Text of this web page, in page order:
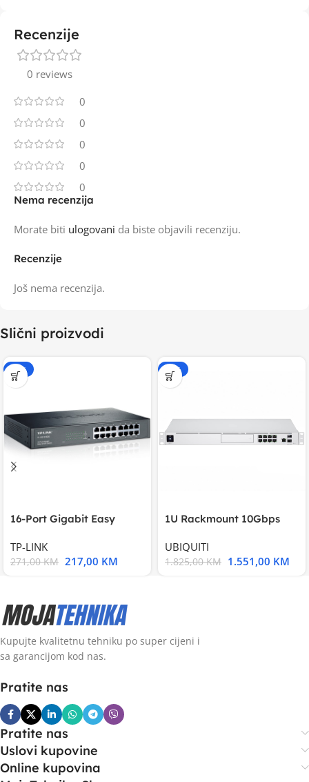
Recenzije
0 reviews
0
0
0
0
0
Recenzije
Još nema recenzija.
Nema recenzija
Morate biti ulogovani da biste objavili recenziju.
Slični proizvodi
-20%
16-Port Gigabit Easy
TP-LINK
271,00KM 217,00 KM
-15%
1U Rackmount 10Gbps
UBIQUITI
1.825,00KM 1.551,00 KM
Kupujte kvalitetnu tehniku po super cijeni i
sa garancijom kod nas.
Pratite nas
Pratite nas
Uslovi kupovine
Online kupovina